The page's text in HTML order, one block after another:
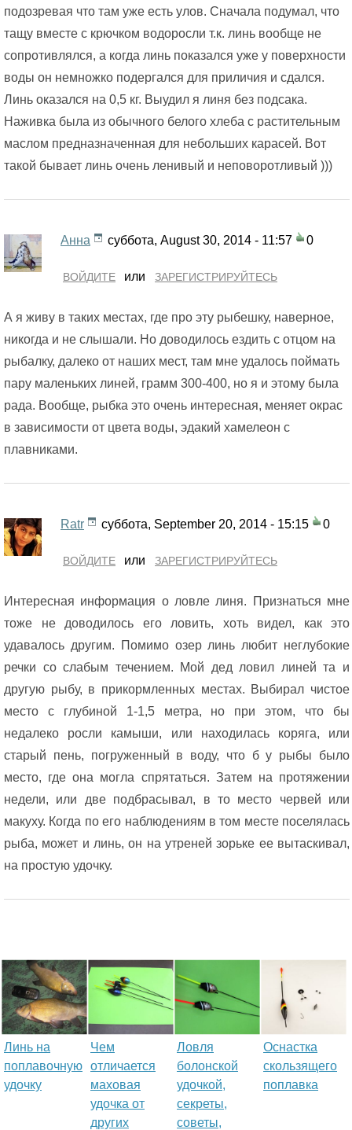
подозревая что там уже есть улов. Сначала подумал, что
тащу вместе с крючком водоросли т.к. линь вообще не
сопротивлялся, а когда линь показался уже у поверхности
воды он немножко подергался для приличия и сдался.
Линь оказался на 0,5 кг. Выудил я линя без подсака.
Наживка была из обычного белого хлеба с растительным
маслом предназначенная для небольших карасей. Вот
такой бывает линь очень ленивый и неповоротливый )))
Анна суббота, August 30, 2014 - 11:57 0
ВОЙДИТЕ или ЗАРЕГИСТРИРУЙТЕСЬ
А я живу в таких местах, где про эту рыбешку, наверное,
никогда и не слышали. Но доводилось ездить с отцом на
рыбалку, далеко от наших мест, там мне удалось поймать
пару маленьких линей, грамм 300-400, но я и этому была
рада. Вообще, рыбка это очень интересная, меняет окрас
в зависимости от цвета воды, эдакий хамелеон с
плавниками.
Ratr суббота, September 20, 2014 - 15:15 0
ВОЙДИТЕ или ЗАРЕГИСТРИРУЙТЕСЬ
Интересная информация о ловле линя. Признаться мне
тоже не доводилось его ловить, хоть видел, как это
удавалось другим. Помимо озер линь любит неглубокие
речки со слабым течением. Мой дед ловил линей та и
другую рыбу, в прикормленных местах. Выбирал чистое
место с глубиной 1-1,5 метра, но при этом, что бы
недалеко росли камыши, или находилась коряга, или
старый пень, погруженный в воду, что б у рыбы было
место, где она могла спрятаться. Затем на протяжении
недели, или две подбрасывал, в то место червей или
макуху. Когда по его наблюдениям в том месте поселялась
рыба, может и линь, он на утреней зорьке ее вытаскивал,
на простую удочку.
Линь на
поплавочную
удочку
Чем
отличается
маховая
удочка от
других
Ловля
болонской
удочкой,
секреты,
советы,
Оснастка
скользящего
поплавка